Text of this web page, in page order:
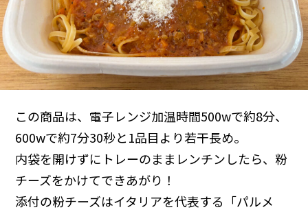
この商品は、電子レンジ加温時間500wで約8分、
600wで約7分30秒と1品目より若干長め。
内袋を開けずにトレーのままレンチンしたら、粉
チーズをかけてできあがり！
添付の粉チーズはイタリアを代表する「パルメ